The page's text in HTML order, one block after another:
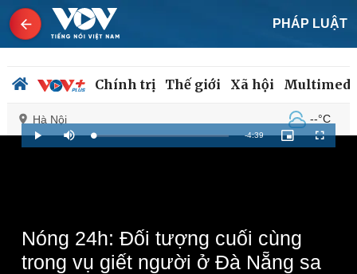
PHÁP LUẬT
Chính trị Thế giới Xã hội
Hà Nội --°C
Tổ chức nhân sự
Quốc hội
Nhận diện sự thật
Dự báo thời tiết
Giáo dục
Dấu ấn VOV
Play Mute Loaded:
1.78%
Remaining
-4:39
Picture-
in-
Fullscreen
Nóng 24h: Đối tượng cuối cùng
trong vụ giết người ở Đà Nẵng sa